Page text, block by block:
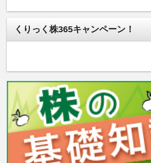
くりっく株365キャンペーン！